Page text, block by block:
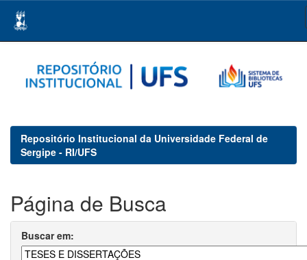
navigation
Repositório Institucional da Universidade Federal de
Sergipe - RI/UFS
Página de Busca
Buscar em: